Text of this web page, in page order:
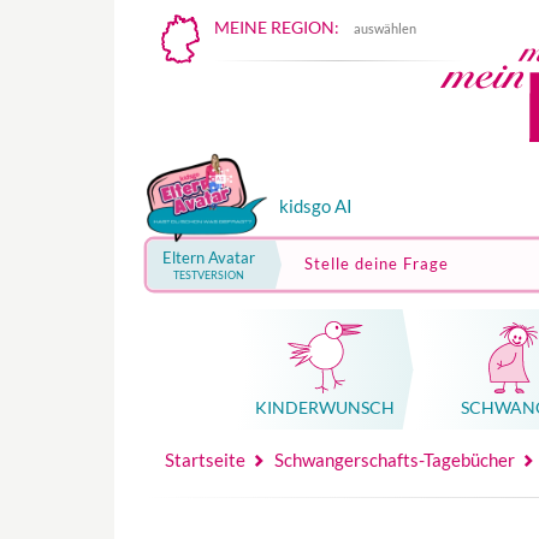
MEINE REGION: auswählen
kidsgo AI
Eltern Avatar
TESTVERSION
Stelle deine Frage
KINDER­WUNSCH
Startseite Schwangerschafts-Tagebücher